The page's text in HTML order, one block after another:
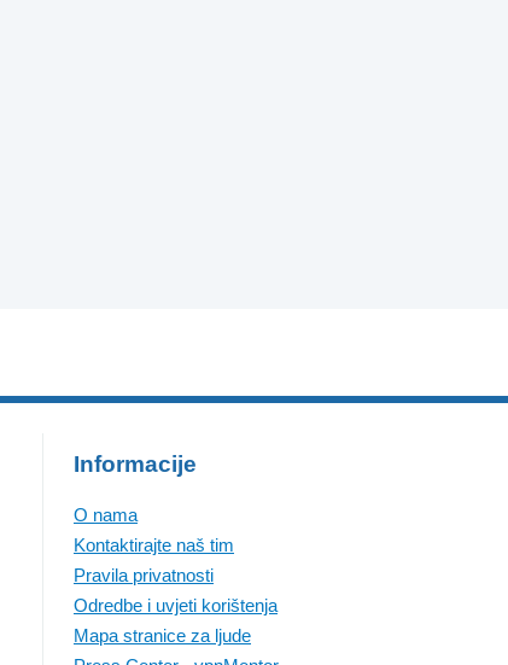
Informacije
O nama
Kontaktirajte naš tim
Pravila privatnosti
Odredbe i uvjeti korištenja
Mapa stranice za ljude